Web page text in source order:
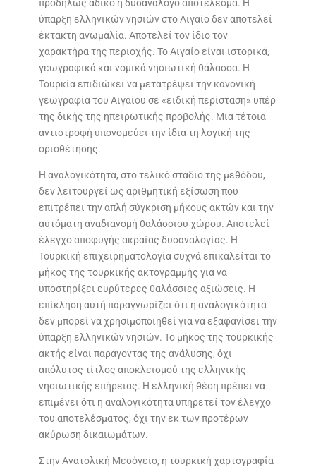
προδήλως άδικο ή δυσανάλογο αποτέλεσμα. Η
ύπαρξη ελληνικών νησιών στο Αιγαίο δεν αποτελεί
έκτακτη ανωμαλία. Αποτελεί τον ίδιο τον
χαρακτήρα της περιοχής. Το Αιγαίο είναι ιστορικά,
γεωγραφικά και νομικά νησιωτική θάλασσα. Η
Τουρκία επιδιώκει να μετατρέψει την κανονική
γεωγραφία του Αιγαίου σε «ειδική περίσταση» υπέρ
της δικής της ηπειρωτικής προβολής. Μια τέτοια
αντιστροφή υπονομεύει την ίδια τη λογική της
οριοθέτησης.
Η αναλογικότητα, στο τελικό στάδιο της μεθόδου,
δεν λειτουργεί ως αριθμητική εξίσωση που
επιτρέπει την απλή σύγκριση μήκους ακτών και την
αυτόματη αναδιανομή θαλάσσιου χώρου. Αποτελεί
έλεγχο αποφυγής ακραίας δυσαναλογίας. Η
Τουρκική επιχειρηματολογία συχνά επικαλείται το
μήκος της τουρκικής ακτογραμμής για να
υποστηρίξει ευρύτερες θαλάσσιες αξιώσεις. Η
επίκληση αυτή παραγνωρίζει ότι η αναλογικότητα
δεν μπορεί να χρησιμοποιηθεί για να εξαφανίσει την
ύπαρξη ελληνικών νησιών. Το μήκος της τουρκικής
ακτής είναι παράγοντας της ανάλυσης, όχι
απόλυτος τίτλος αποκλεισμού της ελληνικής
νησιωτικής επήρειας. Η ελληνική θέση πρέπει να
επιμένει ότι η αναλογικότητα υπηρετεί τον έλεγχο
του αποτελέσματος, όχι την εκ των προτέρων
ακύρωση δικαιωμάτων.
Στην Ανατολική Μεσόγειο, η τουρκική χαρτογραφία